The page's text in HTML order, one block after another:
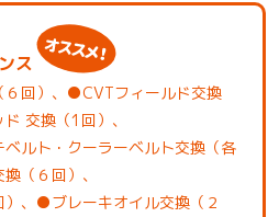
ス
回）、●CVTフィールド交換
交換（1回）、
ルト・クーラーベルト交換（各
（６回）、
、●ブレーキオイル交換（２